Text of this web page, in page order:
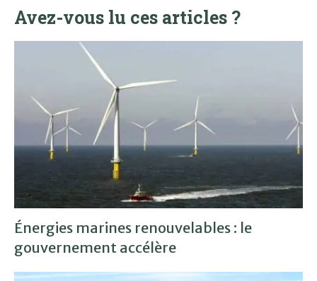
Avez-vous lu ces articles ?
Énergies marines renouvelables : le
gouvernement accélère